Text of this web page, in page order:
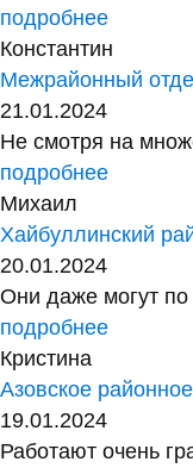
подробнее
Константин
Межрайонный
21.01.2024
Не смотря на
подробнее
Михаил
Хайбуллинский
20.01.2024
Они даже могут по
подробнее
Кристина
Азовское
19.01.2024
Работают очень